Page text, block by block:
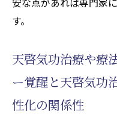
天啓気功治療
成功した実践
遠隔気功治療
ら感じた日々
す。
天啓気功治療や療
ー覚醒と天啓気功
性化の関係性